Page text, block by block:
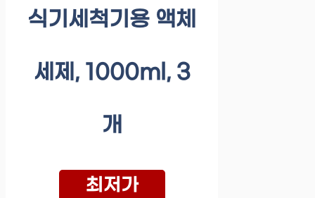
식기세척기용 액체
세제, 1000ml, 3
개
최저가